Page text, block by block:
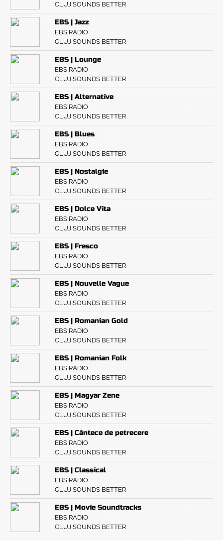
CLUJ SOUNDS BETTER
EBS | Jazz
EBS RADIO
CLUJ SOUNDS BETTER
EBS | Lounge
EBS RADIO
CLUJ SOUNDS BETTER
EBS | Alternative
EBS RADIO
CLUJ SOUNDS BETTER
EBS | Blues
EBS RADIO
CLUJ SOUNDS BETTER
EBS | Nostalgie
EBS RADIO
CLUJ SOUNDS BETTER
EBS | Dolce Vita
EBS RADIO
CLUJ SOUNDS BETTER
EBS | Fresco
EBS RADIO
CLUJ SOUNDS BETTER
EBS | Nouvelle Vague
EBS RADIO
CLUJ SOUNDS BETTER
EBS | Romanian Gold
EBS RADIO
CLUJ SOUNDS BETTER
EBS | Romanian Folk
EBS RADIO
CLUJ SOUNDS BETTER
EBS | Magyar Zene
EBS RADIO
CLUJ SOUNDS BETTER
EBS | Cântece de petrecere
EBS RADIO
CLUJ SOUNDS BETTER
EBS | Classical
EBS RADIO
CLUJ SOUNDS BETTER
EBS | Movie Soundtracks
EBS RADIO
CLUJ SOUNDS BETTER